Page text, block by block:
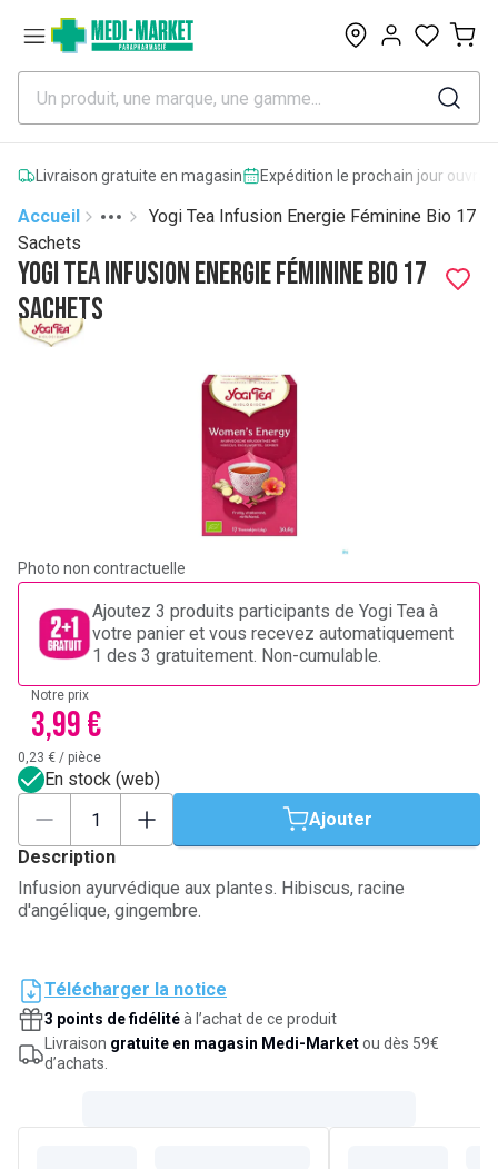
0
Livraison gratuite en magasin Expédition le prochain jour
Accueil
More
Toggle menu
Yogi Tea Infusion Energie Féminine Bio 17
Sachets
Yogi Tea Infusion Energie Féminine Bio 17
Sachets
Photo non contractuelle
Ajoutez 3 produits participants de Yogi Tea à
votre panier et vous recevez automatiquement
1 des 3 gratuitement. Non-cumulable.
Notre prix
3,99 €
0,23 € / pièce
En stock (web)
Ajouter
Description
Infusion ayurvédique aux plantes. Hibiscus, racine
d'angélique, gingembre.
Télécharger la notice
3 points de fidélitéà l’achat de ce produit
Livraison gratuite en magasin Medi-Marketou dès 59€
d’achats.